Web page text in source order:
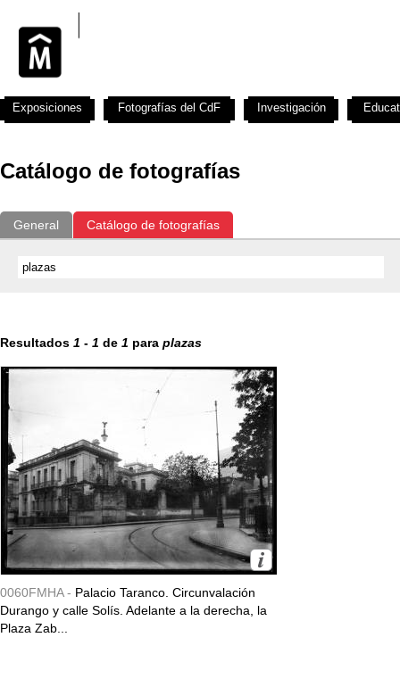
Catálogo de fotografías
General Catálogo de fotografías
Resultados 1 - 1 de 1 para plazas
0060FMHA - Palacio Taranco. Circunvalación
Durango y calle Solís. Adelante a la derecha, la
Plaza Zab...
Exposiciones Fotografías del CdF Investigación